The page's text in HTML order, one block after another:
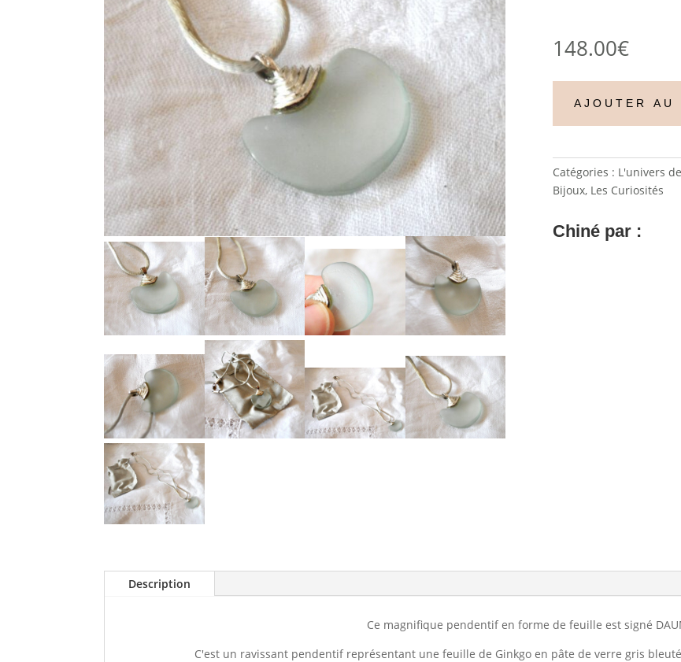
148.00€
AJOUTER AU
Catégories : L'univers
Bijoux, Les Curiosités
Chiné par :
Description
Ce magnifique pendentif en forme de feuille est signé
C'est un ravissant pendentif représentant une feuille de Ginkgo en pâte de verre gris